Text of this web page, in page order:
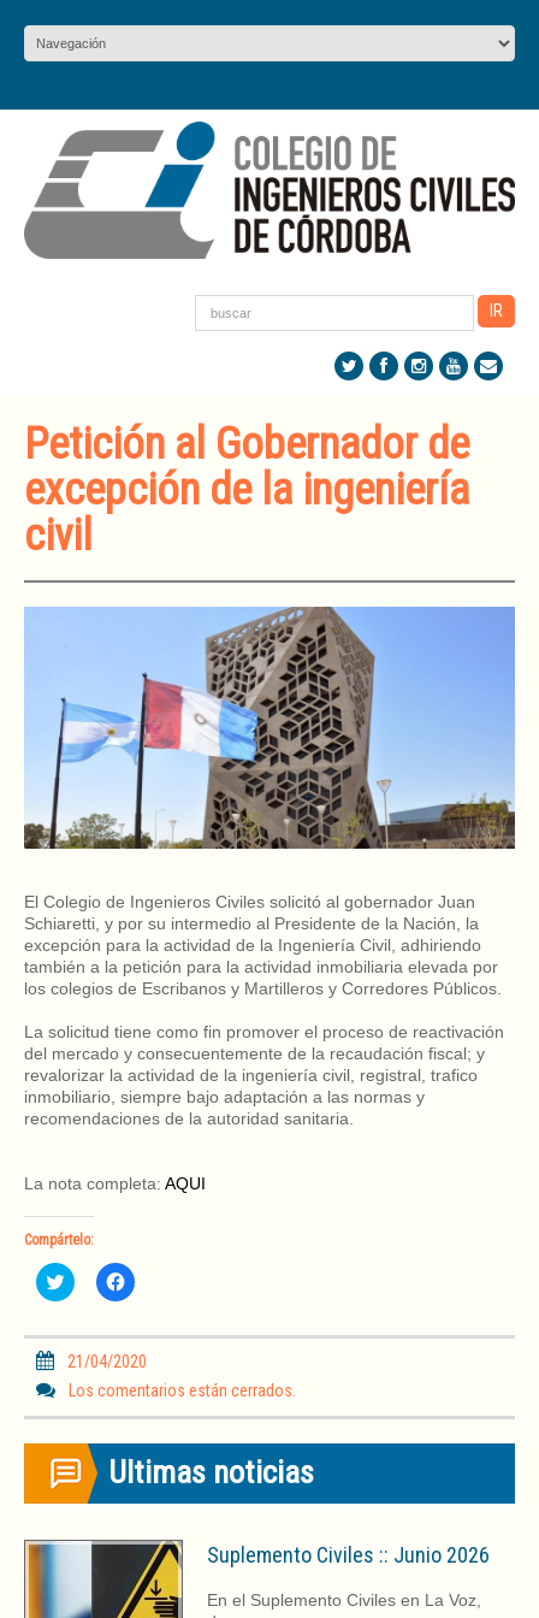
Petición al Gobernador de
excepción de la ingeniería
civil
El Colegio de Ingenieros Civiles solicitó al gobernador Juan
Schiaretti, y por su intermedio al Presidente de la Nación, la
excepción para la actividad de la Ingeniería Civil, adhiriendo
también a la petición para la actividad inmobiliaria elevada por
los colegios de Escribanos y Martilleros y Corredores Públicos.
La solicitud tiene como fin promover el proceso de reactivación
del mercado y consecuentemente de la recaudación fiscal; y
revalorizar la actividad de la ingeniería civil, registral, trafico
inmobiliario, siempre bajo adaptación a las normas y
recomendaciones de la autoridad sanitaria.
La nota completa: AQUI
Compártelo:
H
a
l
i
c
p
r
o
m
t
n
H
a
l
i
c
p
r
o
m
t
e
n
21/04/2020
Los comentarios están cerrados.
Ultimas noticias
Suplemento Civiles :: Junio 2026
En el Suplemento Civiles en La Voz,